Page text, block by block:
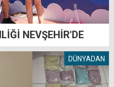
NEVŞEHİR'DE
DÜNYADAN